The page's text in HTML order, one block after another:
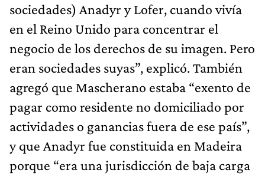
sociedades) Anadyr y Lofer, cuando vivía
en el Reino Unido para concentrar el
negocio de los derechos de su imagen. Pero
eran sociedades suyas”, explicó. También
agregó que Mascherano estaba “exento de
pagar como residente no domiciliado por
actividades o ganancias fuera de ese país”,
y que Anadyr fue constituida en Madeira
porque “era una jurisdicción de baja carga